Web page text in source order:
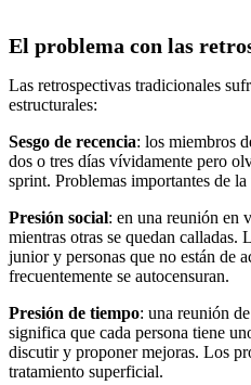
El problema con las
Las retrospectivas tradicionales
estructurales:
Sesgo de recencia: los miembros
dos o tres días vívidamente pero
sprint. Problemas importantes de
Presión social: en una reunión en
mientras otras se quedan calladas.
junior y personas que no están de
frecuentemente se autocensuran.
Presión de tiempo: una reunión
significa que cada persona tiene
discutir y proponer mejoras. Los
tratamiento superficial.